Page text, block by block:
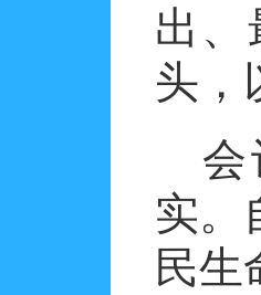
出、
头，
实。
民生